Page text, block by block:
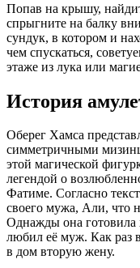
Попав на крышу,
спрыгните на балку
сундук, в котором и
чем спускаться,
этаже из лука или
История
Оберег Хамса
симметричными
этой магической
легендой о
Фатиме. Согласно
своего мужа, Али, что
Однажды она готовила
любил её муж. Как раз
в дом вторую жену.